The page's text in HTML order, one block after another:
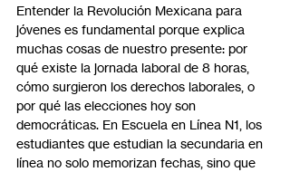
Entender la Revolución Mexicana para
jóvenes es fundamental porque explica
muchas cosas de nuestro presente: por
qué existe la jornada laboral de 8 horas,
cómo surgieron los derechos laborales, o
por qué las elecciones hoy son
democráticas. En Escuela en Línea N1, los
estudiantes que estudian la secundaria en
línea no solo memorizan fechas, sino que